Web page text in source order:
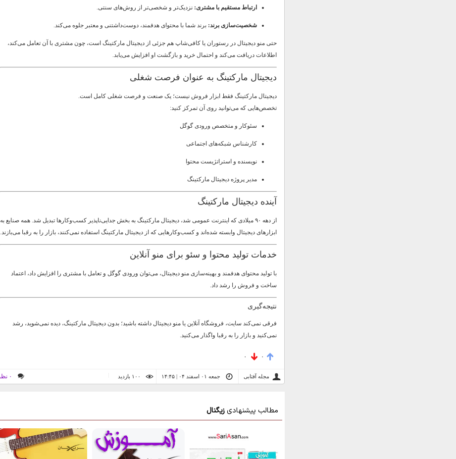
ارتباط مستقیم با مشتری: نزدیک‌تر و شخصی‌تر از روش‌های سنتی.
شخصیت‌سازی برند: برند شما با محتوای هدفمند، دوست‌داشتنی و معتبر جلوه می‌کند.
حتی منو دیجیتال در رستوران یا کافی‌شاپ هم جزئی از دیجیتال مارکتینگ است، چون مشتری با آن تعامل می‌کند،
اطلاعات دریافت می‌کند و احتمال خرید و بازگشت او افزایش می‌یابد.
دیجیتال مارکتینگ به عنوان فرصت شغلی
دیجیتال مارکتینگ فقط ابزار فروش نیست؛ یک صنعت و فرصت شغلی کامل است.
تخصص‌هایی که می‌توانید روی آن تمرکز کنید:
سئوکار و متخصص ورودی گوگل
کارشناس شبکه‌های اجتماعی
نویسنده و استراتژیست محتوا
مدیر پروژه دیجیتال مارکتینگ
آینده دیجیتال مارکتینگ
از دهه ۹۰ میلادی که اینترنت عمومی شد، دیجیتال مارکتینگ به بخش جدایی‌ناپذیر کسب‌وکارها تبدیل شد. همه صنایع به
ابزارهای دیجیتال وابسته شده‌اند و کسب‌وکارهایی که از دیجیتال مارکتینگ استفاده نمی‌کنند، بازار را به رقبا می‌بازند.
خدمات تولید محتوا و سئو برای منو آنلاین
با تولید محتوای هدفمند و بهینه‌سازی منو دیجیتال، می‌توان ورودی گوگل و تعامل با مشتری را افزایش داد، اعتماد
ساخت و فروش را رشد داد.
نتیجه‌گیری
فرقی نمی‌کند سایت، فروشگاه آنلاین یا منو دیجیتال داشته باشید؛ بدون دیجیتال مارکتینگ، دیده نمی‌شوید، رشد
نمی‌کنید و بازار را به رقبا واگذار می‌کنید.
۰ ۰
مجله آفتابی جمعه ۰۱ اسفند ۰۴ | ۱۴:۴۵ ۰ نظر